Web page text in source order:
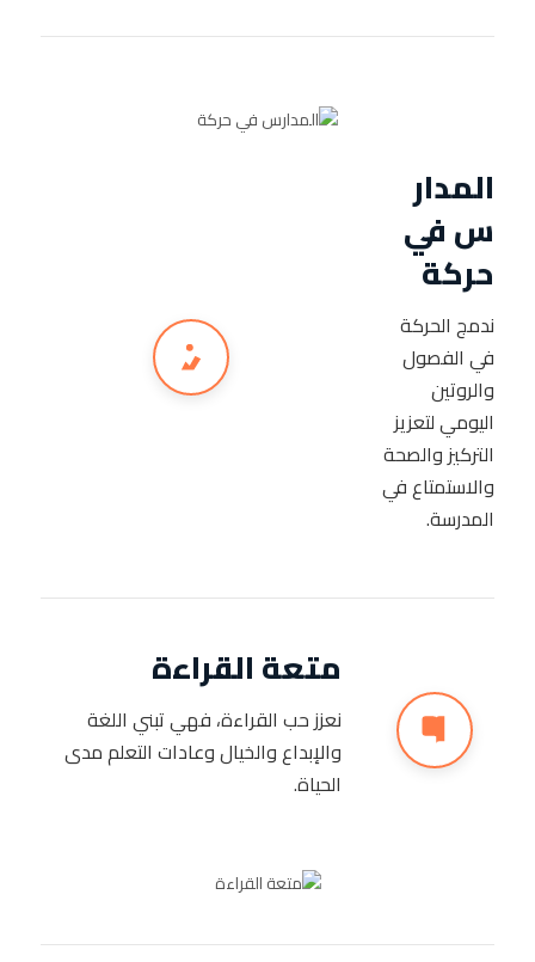
المدار
س في
حركة
ندمج الحركة
في الفصول
والروتين
اليومي لتعزيز
التركيز والصحة
والاستمتاع في
المدرسة.
متعة القراءة
نعزز حب القراءة، فهي تبني اللغة
والإبداع والخيال وعادات التعلم مدى
الحياة.